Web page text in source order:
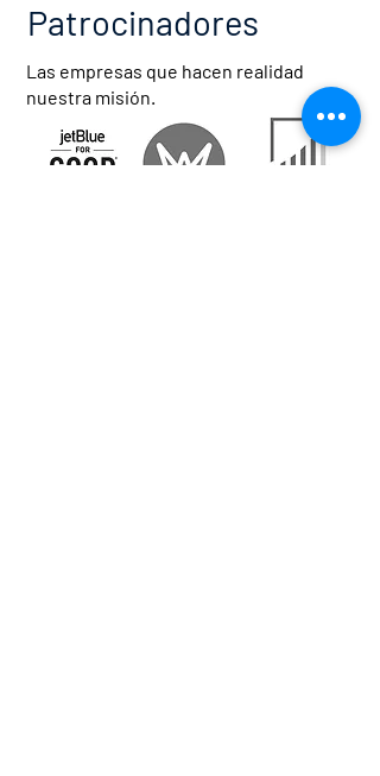
Patrocinadores
Las empresas que hacen realidad
nuestra misión.